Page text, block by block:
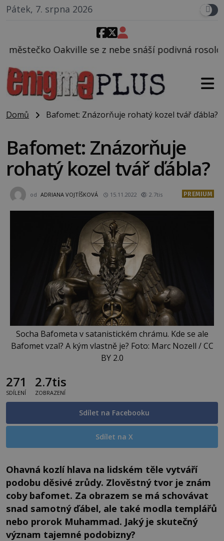
Pátek, 7. srpna 2026
z nebe snáší podivná rosolovitá látka neznámého
Domů Bafomet: Znázorňuje rohatý kozel tvář ďábla?
Bafomet: Znázorňuje
rohatý kozel tvář ďábla?
od ADRIANA VOJTÍŠKOVÁ 15.11.2022 2.7tis PREMIUM
Socha Bafometa v satanistickém chrámu. Kde se ale
Bafomet vzal? A kým vlastně je? Foto: Marc Nozell / CC
BY 2.0
271
SDÍLENÍ
2.7tis
ZOBRAZENÍ
Sdílet na Facebooku
Sdílet na X
Ohavná kozlí hlava na lidském těle vytváří
podobu děsivé zrůdy. Zlověstný tvor je znám
coby bafomet. Za obrazem se má schovávat
snad samotný ďábel, ale také modla templářů
nebo prorok Muhammad. Jaký je skutečný
význam tajemné podobizny?